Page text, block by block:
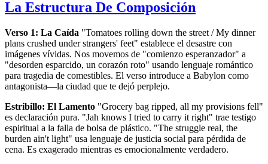
La Estructura De Composición
Verso 1: La Caída "Tomatoes rolling down the street / My dinner
plans crushed under strangers' feet" establece el desastre con
imágenes vívidas. Nos movemos de "comienzo esperanzador" a
"desorden esparcido, un corazón roto" usando lenguaje romántico
para tragedia de comestibles. El verso introduce a Babylon como
antagonista—la ciudad que te dejó perplejo.
Estribillo: El Lamento "Grocery bag ripped, all my provisions fell"
es declaración pura. "Jah knows I tried to carry it right" trae testigo
espiritual a la falla de bolsa de plástico. "The struggle real, the
burden ain't light" usa lenguaje de justicia social para pérdida de
cena. Es exagerado mientras es emocionalmente verdadero.